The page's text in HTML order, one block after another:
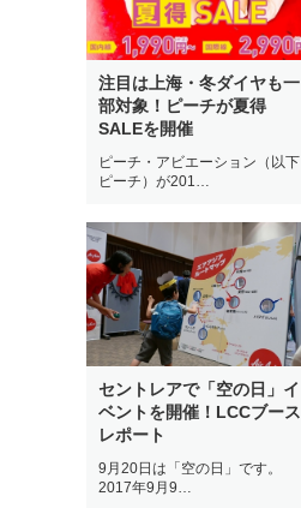
注目は上海・冬ダイヤも一
部対象！ピーチが夏得
SALEを開催
ピーチ・アビエーション（以下
ピーチ）が201…
セントレアで「空の日」イ
ベントを開催！LCCブース
レポート
9月20日は「空の日」です。
2017年9月9…